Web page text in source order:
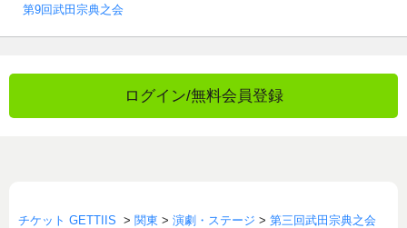
第9回武田宗典之会
ログイン/無料会員登録
チケット GETTIIS > 関東 > 演劇・ステージ > 第三回武田宗典之会